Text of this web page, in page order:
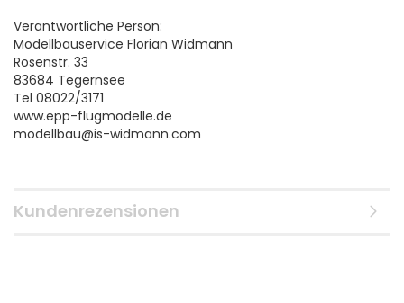
Verantwortliche Person:
Modellbauservice Florian Widmann
Rosenstr. 33
83684 Tegernsee
Tel 08022/3171
www.epp-flugmodelle.de
modellbau@is-widmann.com
Kundenrezensionen